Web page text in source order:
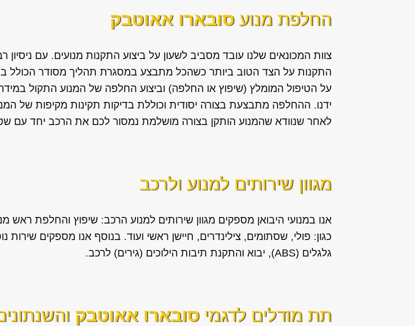
החלפת מנועסובארו אאוטבק
צוות המכונאים שלנו עובד מסביב לשעון על ביצוע התקנות מנועים. עם ניסיון
התקנות על הצד הטוב ביותר כשהכל מתבצע במסגרת תהליך מסודר הכולל
על הטיפול המומלץ (שיפוץ או החלפה) וביצוע החלפה של המנוע התקול
ידנו. ההחלפה מתבצעת בצורה יסודית וכוללת בדיקות תקינות מקיפות של
לאחר שנוודא שהמנוע הותקן בצורה מושלמת נמסור לכם את הרכב יחד עם
מגוון שירותים למנוע ולרכב
אנו במנועי היבואן מספקים מגוון שירותים למנוע הרכב: שיפוץ והחלפת ראש
כגון: פולי, שסתומים, צילינדרים, חיישן ראשי ועוד. בנוסף אנו מספקים
גלגלים (ABS), יבוא והתקנת תיבות הילוכים (גירים) לרכב.
תת מודלים לדגמיסובארו אאוטבק